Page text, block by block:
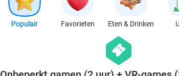
Populair Favorieten Eten & Drinken
hexagon
events